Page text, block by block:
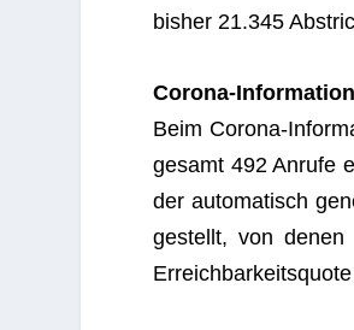
bis­her 21.345
Corona-
Beim Corona-
ge­samt 492 Anrufe
der auto­ma­tisch
ge­stellt, von